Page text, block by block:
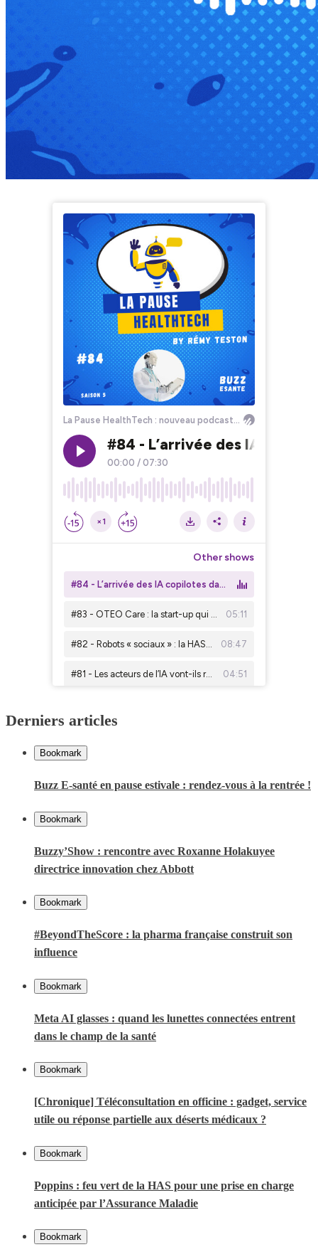
Derniers articles
Bookmark
Buzz E-santé en pause estivale : rendez-vous à la rentrée !
Bookmark
Buzzy’Show : rencontre avec Roxanne Holakuyee
directrice innovation chez Abbott
Bookmark
#BeyondTheScore : la pharma française construit son
influence
Bookmark
Meta AI glasses : quand les lunettes connectées entrent
dans le champ de la santé
Bookmark
[Chronique] Téléconsultation en officine : gadget, service
utile ou réponse partielle aux déserts médicaux ?
Bookmark
Poppins : feu vert de la HAS pour une prise en charge
anticipée par l’Assurance Maladie
Bookmark